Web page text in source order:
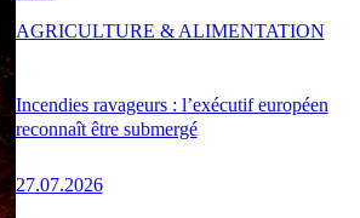
Incendies ravageurs : l’exécutif européen
reconnaît être submergé
27.07.2026
AGRICULTURE & ALIMENTATION